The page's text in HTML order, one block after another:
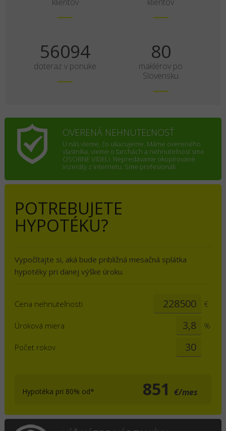
70118
doteraz v ponuke
100
maklérov po
Slovensku
OVERENÁ NEHNUTEĽNOSŤ
U nás vieme, čo ukazujeme. Máme overeného
vlastníka, vieme o ťarchách a nehnuteľnosť sme
OSOBNE VIDELI. Nepredávame okopírované
inzeráty z internetu. Sme profesionáli.
POTREBUJETE
HYPOTÉKU?
Vypočítajte si, aká bude približná mesačná splátka
hypotéky pri danej výške úroku.
Cena nehnuteľnosti €
Úroková miera %
Počet rokov
Hypotéka pri 80% od* 851€/mes